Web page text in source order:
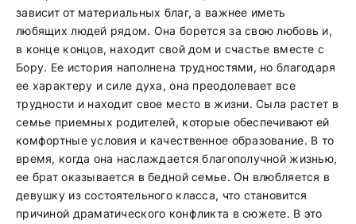
зависит от материальных благ, а важнее иметь
любящих людей рядом. Она борется за свою любовь и,
в конце концов, находит свой дом и счастье вместе с
Бору. Ее история наполнена трудностями, но благодаря
ее характеру и силе духа, она преодолевает все
трудности и находит свое место в жизни. Сыла растет в
семье приемных родителей, которые обеспечивают ей
комфортные условия и качественное образование. В то
время, когда она наслаждается благополучной жизнью,
ее брат оказывается в бедной семье. Он влюбляется в
девушку из состоятельного класса, что становится
причиной драматического конфликта в сюжете. В это